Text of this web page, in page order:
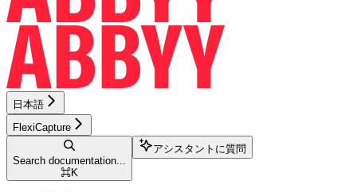
日本語
FlexiCapture
Search documentation...
⌘K
アシスタントに質問